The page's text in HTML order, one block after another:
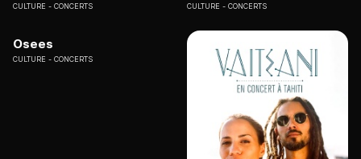
CULTURE CONCERTS CULTURE CONCERTS
Osees
CULTURE CONCERTS